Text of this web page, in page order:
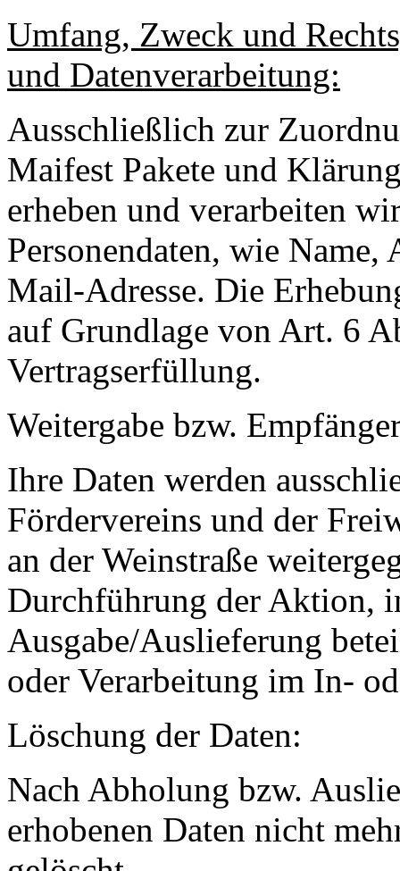
Umfang, Zweck und
und Datenverarbeitung:
Ausschließlich zur
Maifest Pakete und
erheben und verarbeiten
Personendaten, wie
Mail-Adresse. Die
auf Grundlage von Art. 6
Vertragserfüllung.
Weitergabe bzw.
Ihre Daten werden
Fördervereins und der
an der Weinstraße
Durchführung der Aktion,
Ausgabe/Auslieferung
oder Verarbeitung im In-
Löschung der Daten:
Nach Abholung bzw.
erhobenen Daten nicht